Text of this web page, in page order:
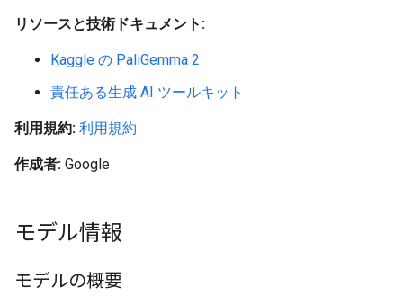
リソースと技術ドキュメント:
Kaggle の PaliGemma 2
責任ある生成 AI ツールキット
利用規約: 利用規約
作成者: Google
モデル情報
モデルの概要